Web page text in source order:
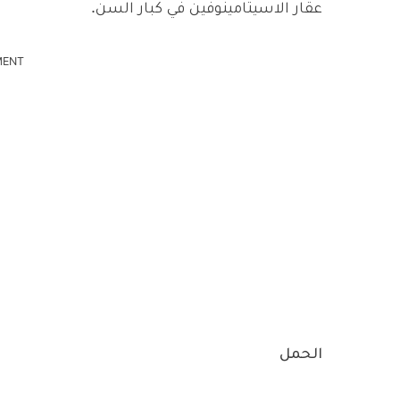
عقار الاسيتامينوفين في كبار السن.
الحمل